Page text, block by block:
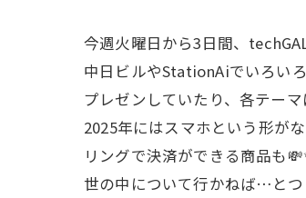
今週火曜日から3日間、
中日ビルやStationAiでいろい
プレゼンしていたり、各テー
2025年にはスマホという形が
リングで決済ができる商品も
世の中について行かねば…と